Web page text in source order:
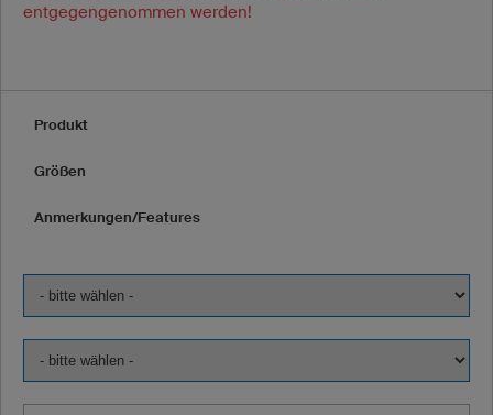
entgegengenommen werden!
Produkt
Größen
Anmerkungen/Features